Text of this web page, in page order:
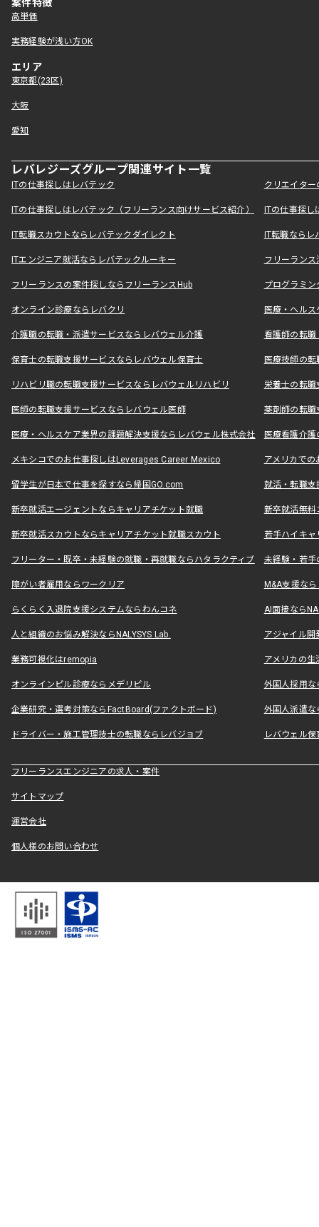
案件特徴
高単価
実務経験が浅い方OK
エリア
東京都(23区)
大阪
愛知
レバレジーズグループ関連サイト一覧
ITの仕事探しはレバテック クリエイタ
ITの仕事探しはレバテック（フリーランス向けサービス紹介） ITの仕事探
IT転職スカウトならレバテックダイレクト IT転職なら
ITエンジニア就活ならレバテックルーキー フリーラン
フリーランスの案件探しならフリーランスHub プログラミ
オンライン診療ならレバクリ 医療・ヘル
介護職の転職・派遣サービスならレバウェル介護 看護師の転
保育士の転職支援サービスならレバウェル保育士 医療技師の
リハビリ職の転職支援サービスならレバウェルリハビリ 栄養士の転
医師の転職支援サービスならレバウェル医師 薬剤師の転
医療・ヘルスケア業界の課題解決支援ならレバウェル株式会社 医療看護介
メキシコでのお仕事探しはLeverages Career Mexico アメリカで
留学生が日本で仕事を探すなら帰国GO.com 就活・転職
新卒就活エージェントならキャリアチケット就職 新卒就活無料
新卒就活スカウトならキャリアチケット就職スカウト 若手ハイキ
フリーター・既卒・未経験の就職・再就職ならハタラクティブ 未経験・若手
障がい者雇用ならワークリア M&A支援な
らくらく入退院支援システムならわんコネ AI面接なら
人と組織のお悩み解決ならNALYSYS Lab. アジャイル
業務可視化はremopia アメリカの
オンラインピル診療ならメデリピル 外国人採用
企業研究・選考対策ならFactBoard(ファクトボード) 外国人派遣な
ドライバー・施工管理技士の転職ならレバジョブ レバウェル
フリーランスエンジニアの求人・案件
サイトマップ
運営会社
個人様のお問い合わせ